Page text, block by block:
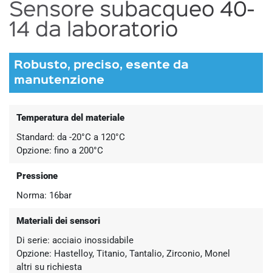
Sensore subacqueo 40-
14 da laboratorio
Robusto, preciso, esente da
manutenzione
Temperatura del materiale
Standard: da -20°C a 120°C
Opzione: fino a 200°C
Pressione
Norma: 16bar
Materiali dei sensori
Di serie: acciaio inossidabile
Opzione: Hastelloy, Titanio, Tantalio, Zirconio, Monel
altri su richiesta